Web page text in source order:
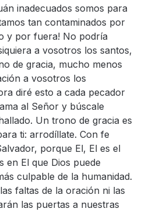
inadecuados somos para
tan contaminados por
y por fuera! No podría
a vosotros los santos,
de gracia, mucho menos
a vosotros los
diré esto a cada pecador
al Señor y búscale
Un trono de gracia es
ti: arrodíllate. Con fe
porque El, El es el
en El que Dios puede
culpable de la humanidad.
faltas de la oración ni las
las puertas a nuestras